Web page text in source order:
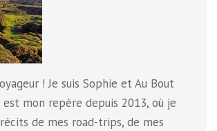
! Je suis Sophie et Au Bout
est mon repère depuis 2013, où je
de mes road-trips, de mes